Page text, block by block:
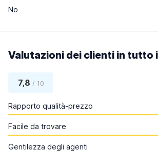
No
Valutazioni dei clienti in tutto
7,8 / 10
Rapporto qualità-prezzo
Facile da trovare
Gentilezza degli agenti